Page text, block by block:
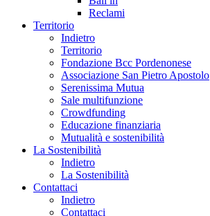
Reclami
Territorio
Indietro
Territorio
Fondazione Bcc Pordenonese
Associazione San Pietro Apostolo
Serenissima Mutua
Sale multifunzione
Crowdfunding
Educazione finanziaria
Mutualità e sostenibilità
La Sostenibilità
Indietro
La Sostenibilità
Contattaci
Indietro
Contattaci